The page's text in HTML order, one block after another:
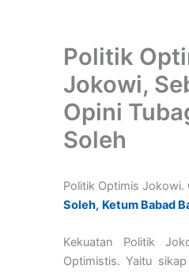
Politik
Jokowi,
Opini
Soleh
Politik Optimis Jokowi.
Soleh, Ketum Babad
Kekuatan Politik
Optimistis. Yaitu